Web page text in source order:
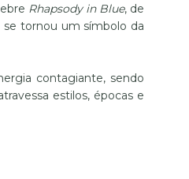
Rhapsody in Blue, de
tornou um símbolo da
contagiante, sendo
estilos, épocas e